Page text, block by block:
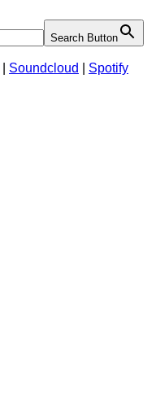
Search Button
Soundcloud Spotify